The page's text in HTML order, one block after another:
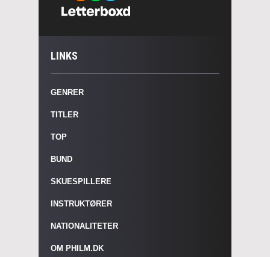
LINKS
GENRER
TITLER
TOP
BUND
SKUESPILLERE
INSTRUKTØRER
NATIONALITETER
OM PHILM.DK